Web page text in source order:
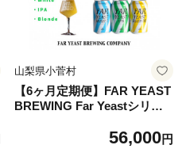
山梨県小菅村
【6ヶ月定期便】FAR YEAST
BREWING Far Yeastシリー
56,000円